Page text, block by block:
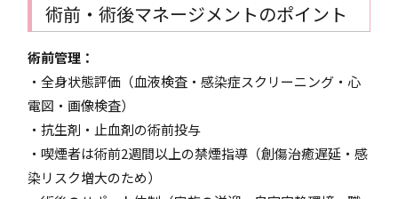
術前・術後マネージメントのポイント
術前管理：
・全身状態評価（血液検査・感染症スクリーニング・心
電図・画像検査）
・抗生剤・止血剤の術前投与
・喫煙者は術前2週間以上の禁煙指導（創傷治癒遅延・感
染リスク増大のため）